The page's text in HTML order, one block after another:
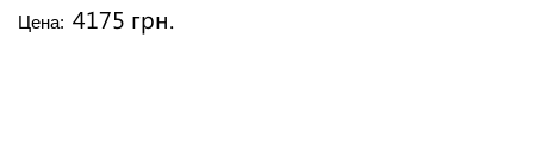
Цена: 4175 грн.